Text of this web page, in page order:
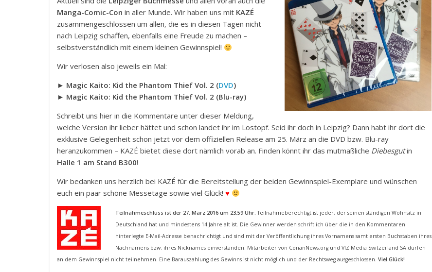
Manga-Comic-Con in aller Munde. Wir haben uns mit KAZÉ
zusammengeschlossen um allen, die es in diesen Tagen nicht
nach Leipzig schaffen, ebenfalls eine Freude zu machen –
selbstverständlich mit einem kleinen Gewinnspiel!
Wir verlosen also jeweils ein Mal:
► Magic Kaito: Kid the Phantom Thief Vol. 2 (DVD)
► Magic Kaito: Kid the Phantom Thief Vol. 2 (Blu-ray)
Schreibt uns hier in die Kommentare unter dieser Meldung,
welche Version ihr lieber hättet und schon landet ihr im Lostopf. Seid ihr doch in Leipzig? Dann habt ihr dort die
exklusive Gelegenheit schon jetzt vor dem offiziellen Release am 25. März an die DVD bzw. Blu-ray
heranzukommen – KAZÉ bietet diese dort nämlich vorab an. Finden könnt ihr das mutmaßliche Diebesgutin
Halle 1 am Stand B300!
Wir bedanken uns herzlich bei KAZÉ für die Bereitstellung der beiden Gewinnspiel-Exemplare und wünschen
euch ein paar schöne Messetage sowie viel Glück! ♥
Teilnahmeschluss ist der 27. März 2016 um 23:59 Uhr. Teilnahmeberechtigt ist jeder, der seinen ständigen Wohnsitz in
Deutschland hat und mindestens 14 Jahre alt ist. Die Gewinner werden schriftlich über die in den Kommentaren
hinterlegte E-Mail-Adresse benachrichtigt und sind mit der Veröffentlichung ihres Vornamens samt ersten Buchstaben ihres
Nachnamens bzw. ihres Nicknames einverstanden. Mitarbeiter von ConanNews.org und VIZ Media Switzerland SA dürfen
an dem Gewinnspiel nicht teilnehmen. Eine Barauszahlung des Gewinns ist nicht möglich und der Rechtsweg ausgeschlossen. Viel Glück!